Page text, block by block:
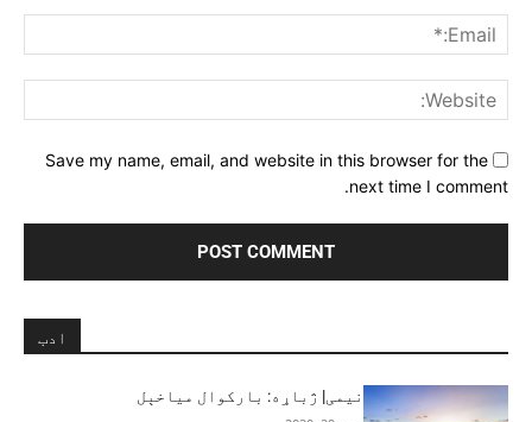
Save my name, email, and website in this browser for the
next time I comment.
ادب
نیمی| ژباړه: بارکوال میاخېل